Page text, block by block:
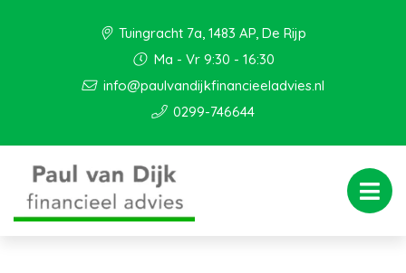
Tuingracht 7a, 1483 AP, De Rijp
Ma - Vr 9:30 - 16:30
info@paulvandijkfinancieeladvies.nl
0299-746644